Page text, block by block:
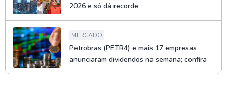
2026 e só dá recorde
MERCADO
Petrobras (PETR4) e mais 17 empresas
anunciaram dividendos na semana; confira